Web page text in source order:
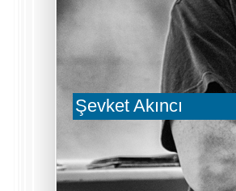
Şevket Akıncı